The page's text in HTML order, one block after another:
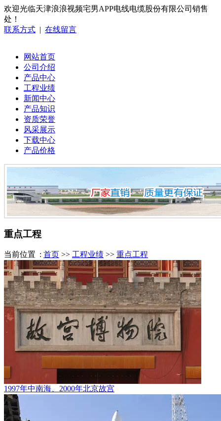
欢迎光临天津浪浪视频宅男APP电线电缆股份有限公司销售
处！
联系方式 | 在线留言
网站首页
公司介绍
产品中心
工程业绩
新闻中心
产品知识
资质荣誉
风采展示
下载中心
产品价格
重点工程
当前位置 : 首页 >> 工程业绩 >> 重点工程
1997年中南海、2000年北京故宫